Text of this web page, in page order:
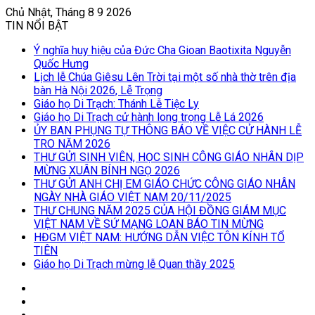
Chủ Nhật, Tháng 8 9 2026
TIN NỔI BẬT
Ý nghĩa huy hiệu của Đức Cha Gioan Baotixita Nguyễn
Quốc Hưng
Lịch lễ Chúa Giêsu Lên Trời tại một số nhà thờ trên địa
bàn Hà Nội 2026, Lễ Trọng
Giáo họ Di Trạch: Thánh Lễ Tiệc Ly
Giáo họ Di Trạch cử hành long trọng Lễ Lá 2026
ỦY BAN PHỤNG TỰ THÔNG BÁO VỀ VIỆC CỬ HÀNH LỄ
TRO NĂM 2026
THƯ GỬI SINH VIÊN, HỌC SINH CÔNG GIÁO NHÂN DỊP
MỪNG XUÂN BÍNH NGỌ 2026
THƯ GỬI ANH CHỊ EM GIÁO CHỨC CÔNG GIÁO NHÂN
NGÀY NHÀ GIÁO VIỆT NAM 20/11/2025
THƯ CHUNG NĂM 2025 CỦA HỘI ĐỒNG GIÁM MỤC
VIỆT NAM VỀ SỨ MẠNG LOAN BÁO TIN MỪNG
HĐGM VIỆT NAM: HƯỚNG DẪN VIỆC TÔN KÍNH TỔ
TIÊN
Giáo họ Di Trạch mừng lễ Quan thầy 2025